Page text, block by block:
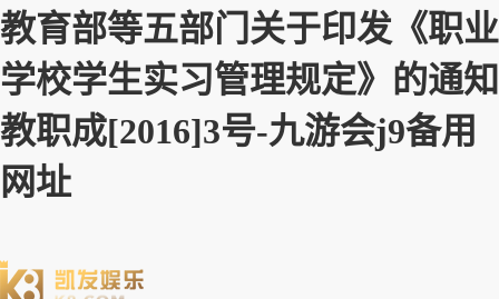
教育部等五部门关于印发《职业
学校学生实习管理规定》的通知
教职成[2016]3号-九游会j9备用
网址